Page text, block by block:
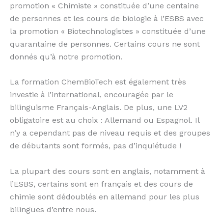
promotion « Chimiste » constituée d’une centaine
de personnes et les cours de biologie à l’ESBS avec
la promotion « Biotechnologistes » constituée d’une
quarantaine de personnes. Certains cours ne sont
donnés qu’à notre promotion.
La formation ChemBioTech est également très
investie à l’international, encouragée par le
bilinguisme Français-Anglais. De plus, une LV2
obligatoire est au choix : Allemand ou Espagnol. Il
n’y a cependant pas de niveau requis et des groupes
de débutants sont formés, pas d’inquiétude !
La plupart des cours sont en anglais, notamment à
l’ESBS, certains sont en français et des cours de
chimie sont dédoublés en allemand pour les plus
bilingues d’entre nous.